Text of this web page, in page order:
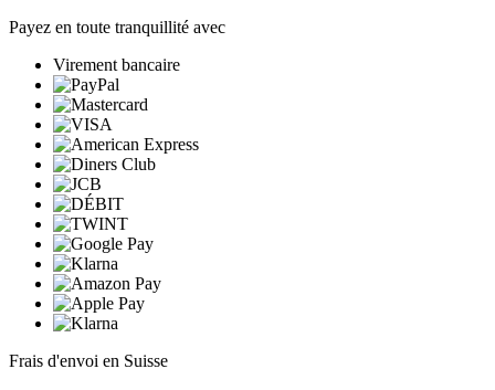
Payez en toute tranquillité avec
Virement bancaire
Frais d'envoi en Suisse